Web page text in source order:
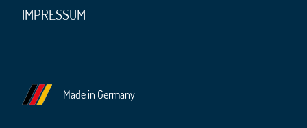
IMPRESSUM
Made in Germany